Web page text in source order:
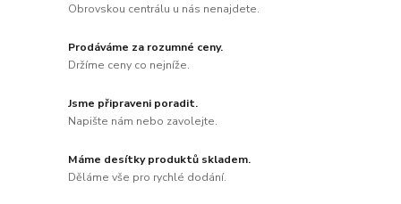
Obrovskou centrálu u nás nenajdete.
Prodáváme za rozumné ceny.
Držíme ceny co nejníže.
Jsme připraveni poradit.
Napište nám nebo zavolejte.
Máme desítky produktů skladem.
Děláme vše pro rychlé dodání.